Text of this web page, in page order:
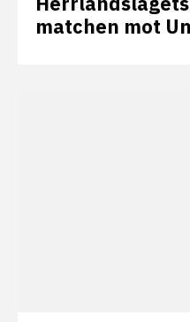
matchen mot